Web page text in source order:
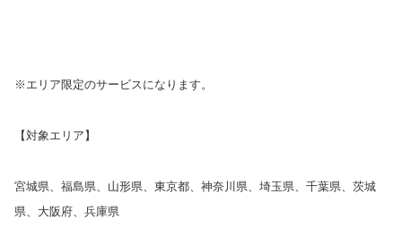
※エリア限定のサービスになります。
【対象エリア】
宮城県、福島県、山形県、東京都、神奈川県、埼玉県、千葉県、茨城
県、大阪府、兵庫県